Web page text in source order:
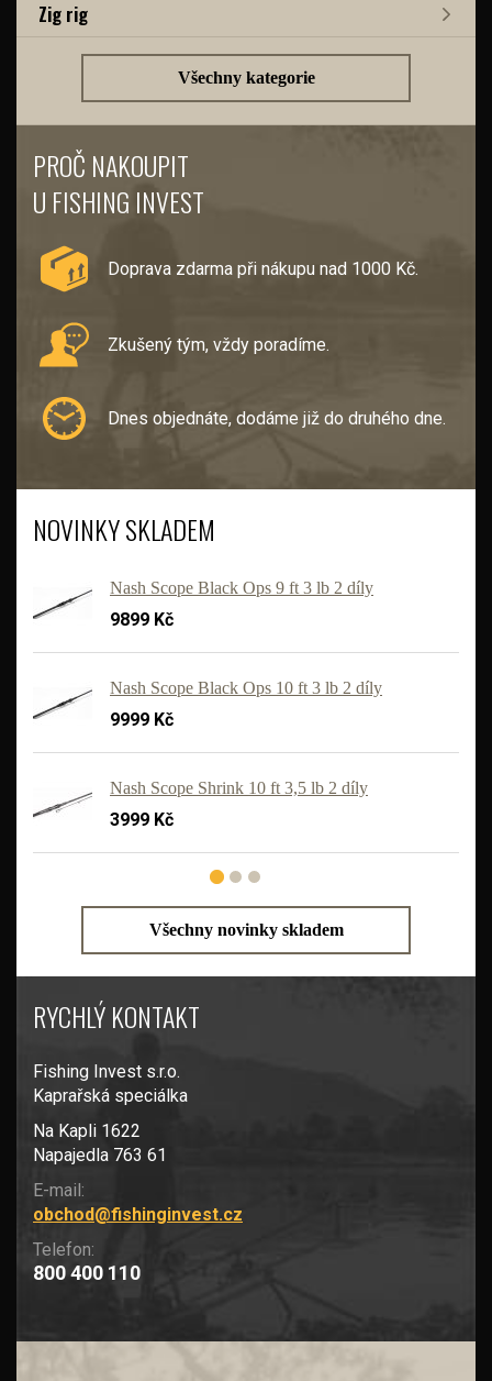
Zig rig
Všechny kategorie
PROČ NAKOUPIT
U FISHING INVEST
Doprava zdarma při nákupu nad 1000 Kč.
Zkušený tým, vždy poradíme.
Dnes objednáte, dodáme již do druhého dne.
NOVINKY SKLADEM
Nash Scope Black Ops 9 ft 3 lb 2 díly
9899 Kč
Nash Scope Black Ops 10 ft 3 lb 2 díly
9999 Kč
Nash Scope Shrink 10 ft 3,5 lb 2 díly
3999 Kč
Všechny novinky skladem
RYCHLÝ KONTAKT
Fishing Invest s.r.o.
Kaprařská speciálka
Na Kapli 1622
Napajedla 763 61
E-mail:
obchod@fishinginvest.cz
Telefon:
800 400 110